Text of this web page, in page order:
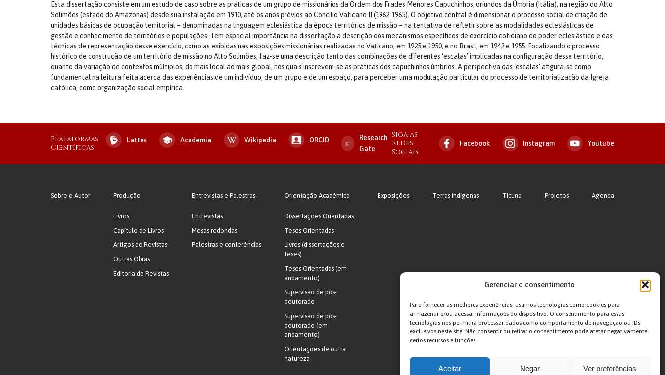
Gerenciar o consentimento
Para fornecer as melhores experiências, usamos tecnologias como cookies para
armazenar e/ou acessar informações do dispositivo. O consentimento para essas
tecnologias nos permitirá processar dados como comportamento de navegação ou IDs
exclusivos neste site. Não consentir ou retirar o consentimento pode afetar negativamente
certos recursos e funções.
Aceitar Negar Ver preferências
Esta dissertação consiste em um estudo de caso sobre as práticas de um grupo de missionários da Ordem dos Frades Menores Capuchinhos, oriundos da Úmbria (Itália), na região do Alto
Solimões (estado do Amazonas) desde sua instalação em 1910, até os anos prévios ao Concílio Vaticano II (1962-1965). O objetivo central é dimensionar o processo social de criação de
unidades básicas de ocupação territorial – denominadas na linguagem eclesiástica da época territórios de missão – na tentativa de refletir sobre as modalidades eclesiásticas de
gestão e conhecimento de territórios e populações. Tem especial importância na dissertação a descrição dos mecanismos específicos de exercício cotidiano do poder eclesiástico e das
técnicas de representação desse exercício, como as exibidas nas exposições missionárias realizadas no Vaticano, em 1925 e 1950, e no Brasil, em 1942 e 1955. Focalizando o processo
histórico de construção de um território de missão no Alto Solimões, faz-se uma descrição tanto das combinações de diferentes ‘escalas’ implicadas na configuração desse território,
quanto da variação de contextos múltiplos, do mais local ao mais global, nos quais inscrevem-se as práticas dos capuchinhos úmbrios. A perspectiva das ‘escalas’ afigura-se como
fundamental na leitura feita acerca das experiências de um indivíduo, de um grupo e de um espaço, para perceber uma modulação particular do processo de territorialização da Igreja
católica, como organização social empírica.
Plataformas
Científicas
Lattes Academia Wikipedia ORCID
Research
Gate
Siga as
Redes
Sociais
Facebook Instagram Youtube
Sobre o Autor Produção
Livros
Capítulo de Livros
Artigos de Revistas
Outras Obras
Editoria de Revistas
Entrevistas e Palestras
Entrevistas
Mesas redondas
Palestras e conferências
Orientação Acadêmica
Dissertações Orientadas
Teses Orientadas
Livros (dissertações e
teses)
Teses Orientadas (em
andamento)
Supervisão de pós-
doutorado
Supervisão de pós-
doutorado (em
andamento)
Orientações de outra
natureza
Exposições Terras Indígenas Ticuna Projetos Agenda